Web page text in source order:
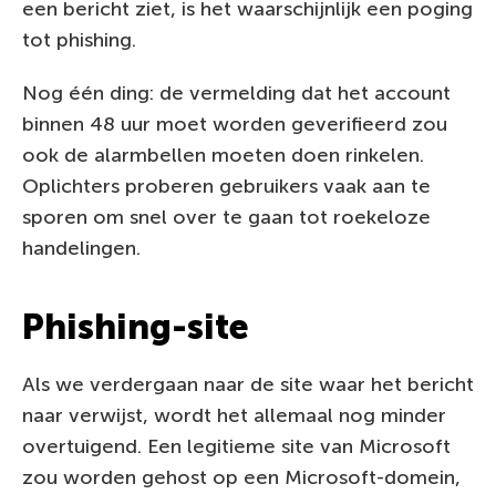
een bericht ziet, is het waarschijnlijk een poging
tot phishing.
Nog één ding: de vermelding dat het account
binnen 48 uur moet worden geverifieerd zou
ook de alarmbellen moeten doen rinkelen.
Oplichters proberen gebruikers vaak aan te
sporen om snel over te gaan tot roekeloze
handelingen.
Phishing-site
Als we verdergaan naar de site waar het bericht
naar verwijst, wordt het allemaal nog minder
overtuigend. Een legitieme site van Microsoft
zou worden gehost op een Microsoft-domein,